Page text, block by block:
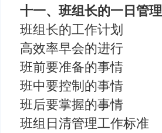
十一、班组长的一日管理
班组长的工作计划
高效率早会的进行
班前要准备的事情
班中要控制的事情
班后要掌握的事情
班组日清管理工作标准